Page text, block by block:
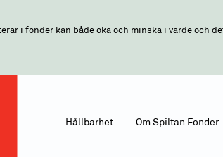
i fonder kan både öka och minska i värde och
Om Spiltan Fonder
Hållbarhet